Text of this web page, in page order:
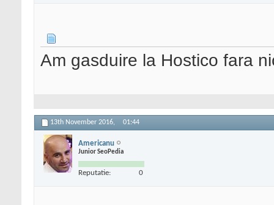
Am gasduire la Hostico fara
13th November 2016, 01:44
Americanu
Junior SeoPedia
Reputatie: 0